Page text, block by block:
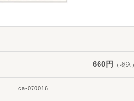
660円 （税込
ca-070016